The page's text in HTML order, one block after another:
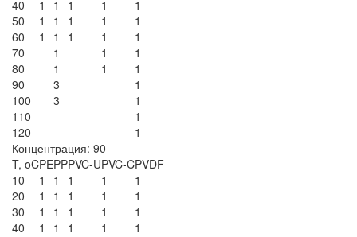
40
1 1 1 1
1
50
1 1 1 1
1
60
1 1 1 1
1
70
1 1
1
80
1 1
1
90
3
1
100
3
1
110
1
120
1
Концентрация: 90
T, oCPEPPPVC-UPVC-CPVDF
10
1 1 1 1
1
20
1 1 1 1
1
30
1 1 1 1
1
40
1 1 1 1
1